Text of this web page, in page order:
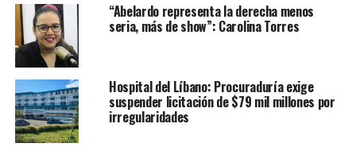
“Abelardo representa la derecha menos
seria, más de show”: Carolina Torres
Hospital del Líbano: Procuraduría exige
suspender licitación de $79 mil millones por
irregularidades